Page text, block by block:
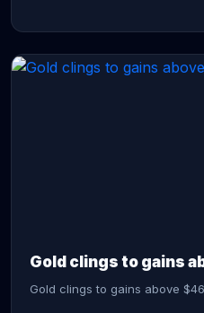
Gold clings to gains
Gold clings to gains above